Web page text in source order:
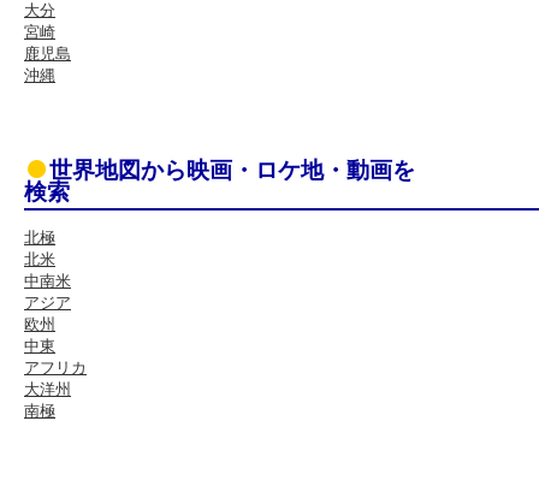
大分
宮崎
鹿児島
沖縄
世界地図から映画・ロケ地・動画を
検索
北極
北米
中南米
アジア
欧州
中東
アフリカ
大洋州
南極